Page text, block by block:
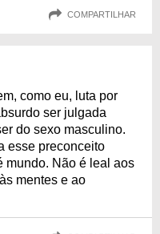
COMPARTILHAR
como eu, luta por
ser julgada
do sexo masculino.
esse preconceito
mundo. Não é leal aos
mentes e ao